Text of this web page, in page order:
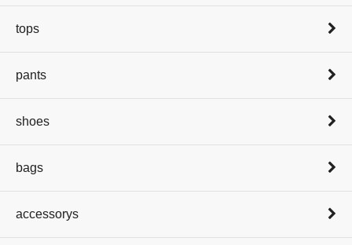
tops
pants
shoes
bags
accessorys